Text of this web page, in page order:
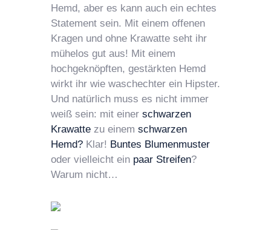
Hemd, aber es kann auch ein echtes
Statement sein. Mit einem offenen
Kragen und ohne Krawatte seht ihr
mühelos gut aus! Mit einem
hochgeknöpften, gestärkten Hemd
wirkt ihr wie waschechter ein Hipster.
Und natürlich muss es nicht immer
weiß sein: mit einer schwarzen
Krawatte zu einem schwarzen
Hemd? Klar! Buntes Blumenmuster
oder vielleicht ein paar Streifen?
Warum nicht…